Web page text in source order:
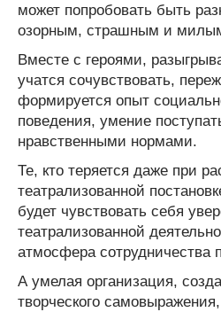
может попробовать быть
озорным, страшным и
Вместе с героями,
учатся сочувствовать,
формируется опыт
поведения, умение
нравственными нормами.
Те, кто теряется даже при
театрализованной
будет чувствовать себя
театрализованной
атмосфера сотрудничества
А умелая организация,
творческого